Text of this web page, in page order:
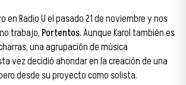
en Radio U el pasado 21 de noviembre y nos
trabajo, Portentos.Aunque Karol también es
una agrupación de música
vez decidió ahondar en la creación de una
desde su proyecto como solista.